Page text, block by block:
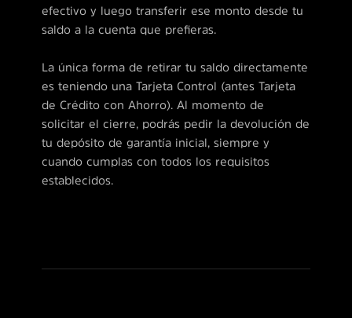
efectivo y luego transferir ese monto desde tu
saldo a la cuenta que prefieras.
La única forma de retirar tu saldo directamente
es teniendo una Tarjeta Control (antes Tarjeta
de Crédito con Ahorro). Al momento de
solicitar el cierre, podrás pedir la devolución de
tu depósito de garantía inicial, siempre y
cuando cumplas con todos los requisitos
establecidos.